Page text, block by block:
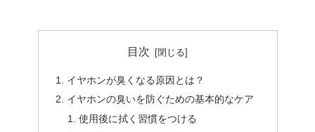
目次
イヤホンが臭くなる原因とは？
イヤホンの臭いを防ぐための基本的なケア
使用後に拭く習慣をつける